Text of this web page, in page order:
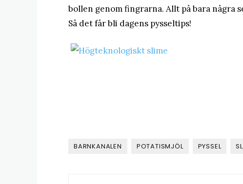
bollen genom fingrarna. Allt på bara några
Så det får bli dagens pysseltips!
BARNKANALEN POTATISMJÖL PYSSEL